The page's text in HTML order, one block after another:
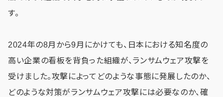
す。
2024年の8月から9月にかけても、日本における知名度の
高い企業の看板を背負った組織が、ランサムウェア攻撃を
受けました。攻撃によってどのような事態に発展したのか、
どのような対策がランサムウェア攻撃には必要なのか、確